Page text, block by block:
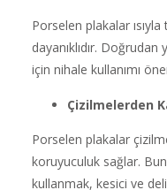
Porselen plakalar
dayanıklıdır. Doğrudan
için nihale kullanımı
Çizilmelerden
Porselen plakalar
koruyuculuk sağlar.
kullanmak, kesici ve